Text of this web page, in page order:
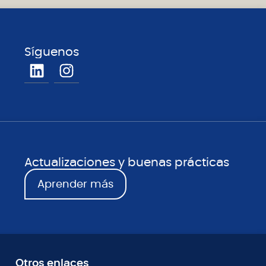
Síguenos
Actualizaciones y buenas prácticas
Aprender más
Otros enlaces